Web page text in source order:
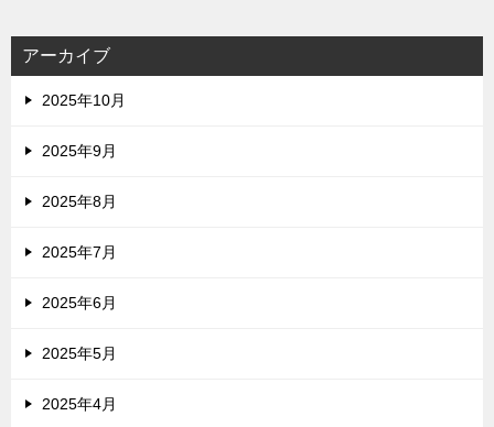
アーカイブ
2025年10月
2025年9月
2025年8月
2025年7月
2025年6月
2025年5月
2025年4月